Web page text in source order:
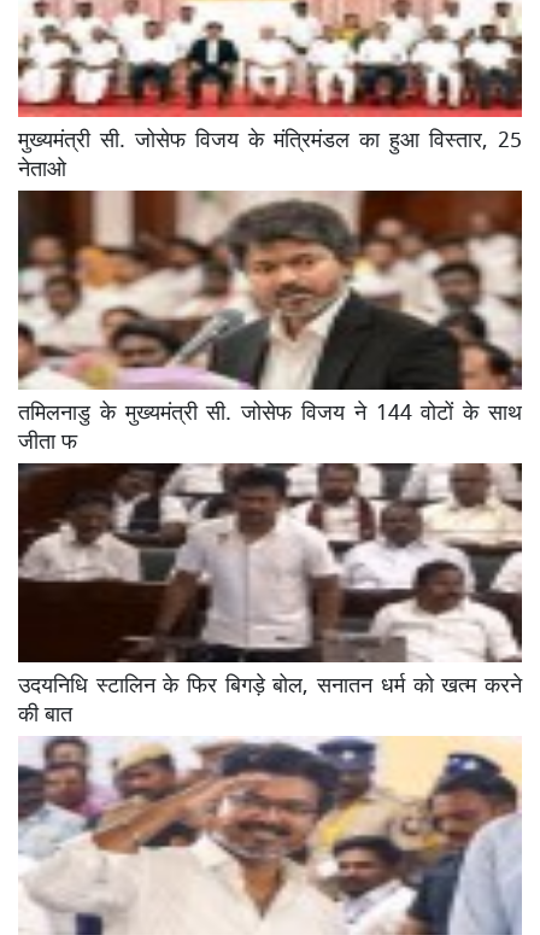
मुख्यमंत्री सी. जोसेफ विजय के मंत्रिमंडल का हुआ विस्तार, 25
नेताओ
तमिलनाडु के मुख्यमंत्री सी. जोसेफ विजय ने 144 वोटों के साथ
जीता फ
उदयनिधि स्टालिन के फिर बिगड़े बोल, सनातन धर्म को खत्म करने
की बात